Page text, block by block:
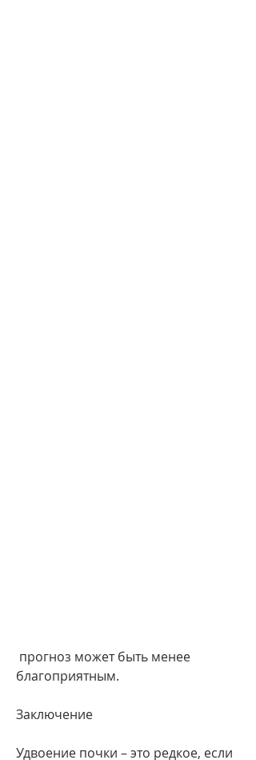
благоприятным.
Заключение
Удвоение почки – это редкое, если